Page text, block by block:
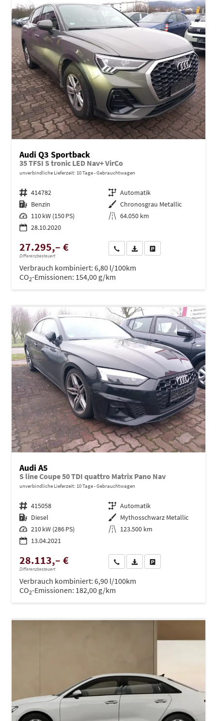
Audi Q3 Sportback
35 TFSI S tronic LED Nav+ VirCo
unverbindliche Lieferzeit: 10 Tage Gebrauchtwagen
Fahrzeugnr. 414782 Getriebe Automatik
Kraftstoff Benzin Außenfarbe Chronosgrau Metallic
Leistung 110 kW (150 PS) Kilometerstand 64.050 km
28.10.2020
27.295,– €
Differenzbesteuert
Wir rufen Sie anPDF-Datei, Fahrzeugexposé
Verbrauch kombiniert: 6,80 l/100km
CO2-Emissionen: 154,00 g/km
Audi A5
S line Coupe 50 TDI quattro Matrix Pano Nav
unverbindliche Lieferzeit: 10 Tage Gebrauchtwagen
Fahrzeugnr. 415058 Getriebe Automatik
Kraftstoff Diesel Außenfarbe Mythosschwarz Metallic
Leistung 210 kW (286 PS) Kilometerstand 123.500 km
13.04.2021
28.113,– €
Differenzbesteuert
Wir rufen Sie anPDF-Datei, Fahrzeugexposé
Verbrauch kombiniert: 6,90 l/100km
CO2-Emissionen: 182,00 g/km